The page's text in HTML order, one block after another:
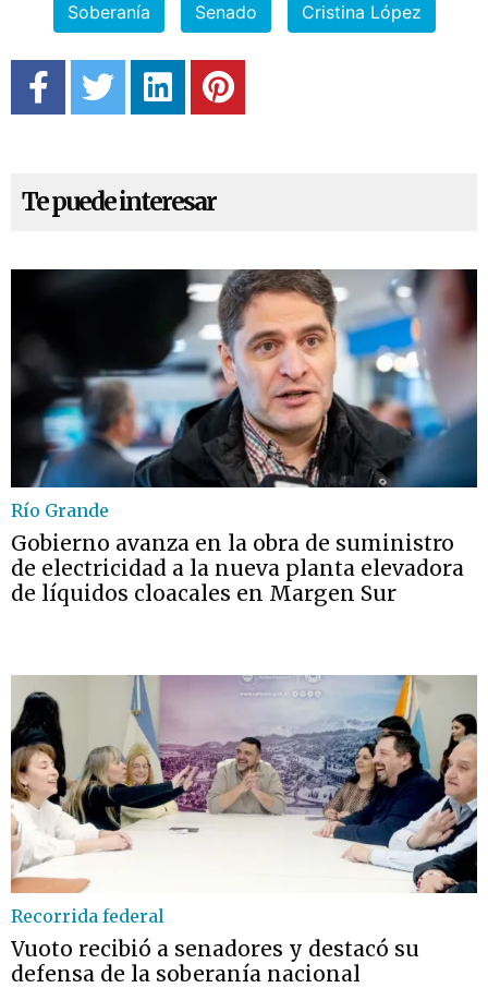
Soberanía Senado Cristina López
Te puede interesar
Río Grande
Gobierno avanza en la obra de suministro
de electricidad a la nueva planta elevadora
de líquidos cloacales en Margen Sur
Recorrida federal
Vuoto recibió a senadores y destacó su
defensa de la soberanía nacional